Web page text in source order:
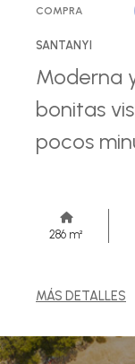
COMPRA
SANTANYI
Moderna
bonitas
pocos
286 m²
MÁS DETALLES